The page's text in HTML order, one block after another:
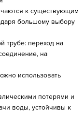
к существующим
большому выбору
трубе: переход на
на
использовать
потерями и
воды, устойчивы к